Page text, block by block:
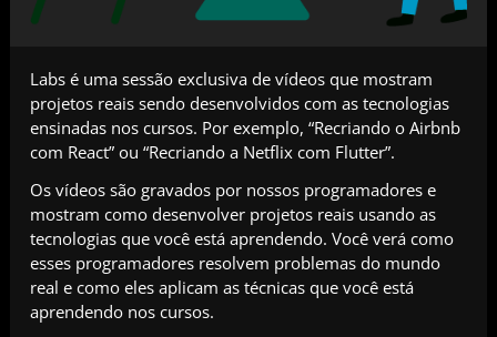
Labs é uma sessão exclusiva de vídeos que mostram
projetos reais sendo desenvolvidos com as tecnologias
ensinadas nos cursos. Por exemplo, “Recriando o Airbnb
com React” ou “Recriando a Netflix com Flutter”.
Os vídeos são gravados por nossos programadores e
mostram como desenvolver projetos reais usando as
tecnologias que você está aprendendo. Você verá como
esses programadores resolvem problemas do mundo
real e como eles aplicam as técnicas que você está
aprendendo nos cursos.